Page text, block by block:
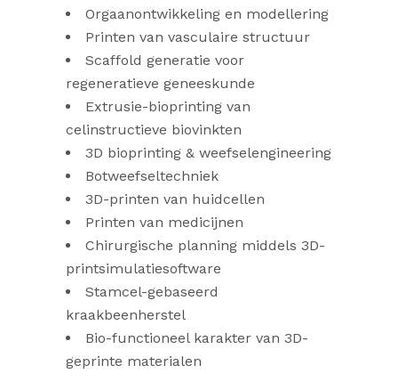
Orgaanontwikkeling en modellering
Printen van vasculaire structuur
Scaffold generatie voor
regeneratieve geneeskunde
Extrusie-bioprinting van
celinstructieve biovinkten
3D bioprinting & weefselengineering
Botweefseltechniek
3D-printen van huidcellen
Printen van medicijnen
Chirurgische planning middels 3D-
printsimulatiesoftware
Stamcel-gebaseerd
kraakbeenherstel
Bio-functioneel karakter van 3D-
geprinte materialen